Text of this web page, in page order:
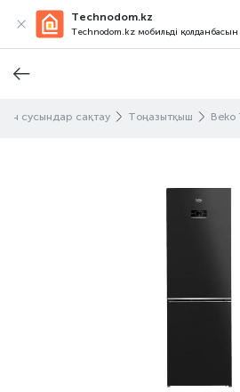
Technodom.kz
Technodom.kz мобильді қолданбасын
сусындар сақтау Тоңазытқыш Beko